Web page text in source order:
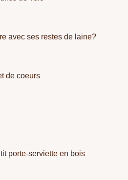
avec ses restes de laine?
de coeurs
porte-serviette en bois